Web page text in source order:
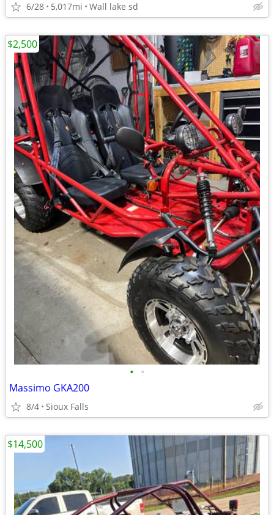
6/28 5,017mi Wall lake sd
• •
Massimo GKA200
8/4 Sioux Falls
$2,500
$14,500